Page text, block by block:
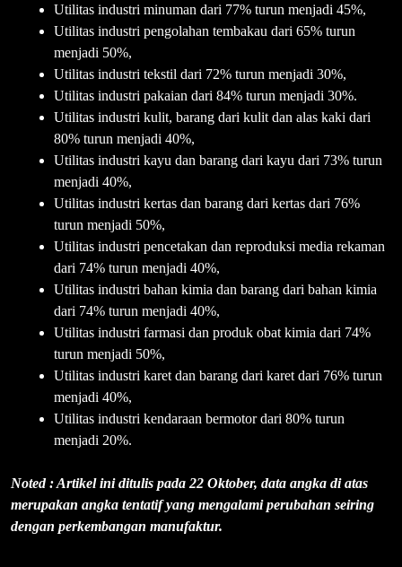
Utilitas industri minuman dari 77% turun menjadi 45%,
Utilitas industri pengolahan tembakau dari 65% turun
menjadi 50%,
Utilitas industri tekstil dari 72% turun menjadi 30%,
Utilitas industri pakaian dari 84% turun menjadi 30%.
Utilitas industri kulit, barang dari kulit dan alas kaki dari
80% turun menjadi 40%,
Utilitas industri kayu dan barang dari kayu dari 73% turun
menjadi 40%,
Utilitas industri kertas dan barang dari kertas dari 76%
turun menjadi 50%,
Utilitas industri pencetakan dan reproduksi media rekaman
dari 74% turun menjadi 40%,
Utilitas industri bahan kimia dan barang dari bahan kimia
dari 74% turun menjadi 40%,
Utilitas industri farmasi dan produk obat kimia dari 74%
turun menjadi 50%,
Utilitas industri karet dan barang dari karet dari 76% turun
menjadi 40%,
Utilitas industri kendaraan bermotor dari 80% turun
menjadi 20%.
Noted : Artikel ini ditulis pada 22 Oktober, data angka di atas
merupakan angka tentatif yang mengalami perubahan seiring
dengan perkembangan manufaktur.